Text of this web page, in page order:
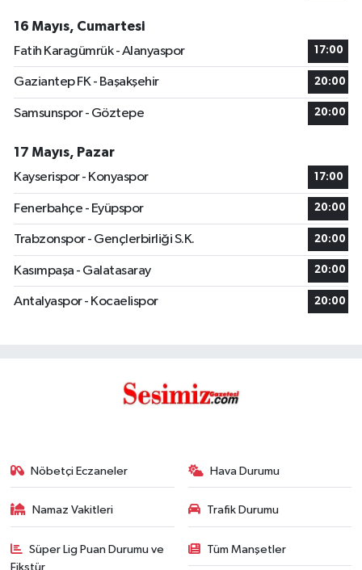
16 Mayıs, Cumartesi
Fatih Karagümrük - Alanyaspor
17:00
Gaziantep FK - Başakşehir 20:00
Samsunspor - Göztepe 20:00
17 Mayıs, Pazar
Kayserispor - Konyaspor
17:00
Fenerbahçe - Eyüpspor 20:00
Trabzonspor - Gençlerbirliği S.K. 20:00
Kasımpaşa - Galatasaray 20:00
Antalyaspor - Kocaelispor 20:00
Nöbetçi Eczaneler Hava Durumu
Namaz Vakitleri Trafik Durumu
Süper Lig Puan Durumu ve
Fikstür
Tüm Manşetler